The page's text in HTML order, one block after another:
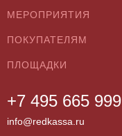
+7 495 665
info@redkassa.ru
МЕРОПРИЯТИЯ
Концерты
Классика
Театры
Фестивали
ПОКУПАТЕЛЯМ
О нас
Как купить
Возврат билетов
ПЛОЩАДКИ
Бар/Ресторан/Кафе
Клуб